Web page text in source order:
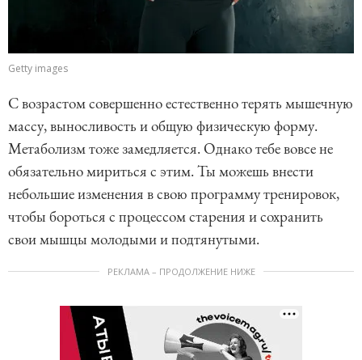
Getty images
С возрастом совершенно естественно терять мышечную
массу, выносливость и общую физическую форму.
Метаболизм тоже замедляется. Однако тебе вовсе не
обязательно мириться с этим. Ты можешь внести
небольшие изменения в свою программу тренировок,
чтобы бороться с процессом старения и сохранить
свои мышцы молодыми и подтянутыми.
РЕКЛАМА – ПРОДОЛЖЕНИЕ НИЖЕ